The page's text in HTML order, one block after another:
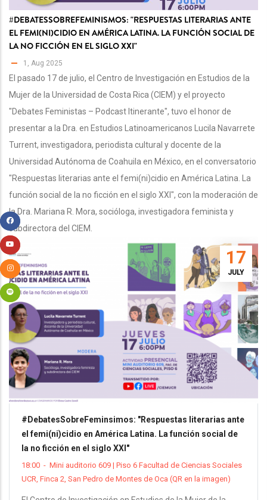
#DEBATESSOBREFEMINISMOS: "RESPUESTAS LITERARIAS ANTE
EL FEMI(NI)CIDIO EN AMÉRICA LATINA. LA FUNCIÓN SOCIAL DE
LA NO FICCIÓN EN EL SIGLO XXI"
1, Aug 2025
El pasado 17 de julio, el Centro de Investigación en Estudios de la
Mujer de la Universidad de Costa Rica (CIEM) y el proyecto
"Debates Feministas – Podcast Itinerante", tuvo el honor de
presentar a la Dra. en Estudios Latinoamericanos Lucila Navarrete
Turrent, investigadora, periodista cultural y docente de la
Universidad Autónoma de Coahuila en México, en el conversatorio
"Respuestas literarias ante el femi(ni)cidio en América Latina. La
función social de la no ficción en el siglo XXI", con la moderación de
la Dra. Mariana R. Mora, socióloga, investigadora feminista y
subdirectora del CIEM.
17
JULY
#DebatesSobreFeminsimos: "Respuestas literarias ante
el femi(ni)cidio en América Latina. La función social de
la no ficción en el siglo XXI"
18:00 - Mini auditorio 609 | Piso 6 Facultad de Ciencias Sociales
UCR, Finca 2, San Pedro de Montes de Oca (QR en la imagen)